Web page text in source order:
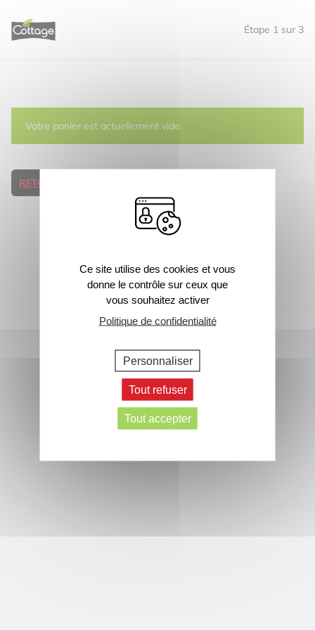
Cottage Étape 1 sur 3
Votre panier est actuellement vide.
RETOUR À LA BOUTIQUE
© 2026 Cottage
Ce site utilise des cookies et vous
donne le contrôle sur ceux que
vous souhaitez activer
Politique de confidentialité
Personnaliser
Tout refuser
Tout accepter